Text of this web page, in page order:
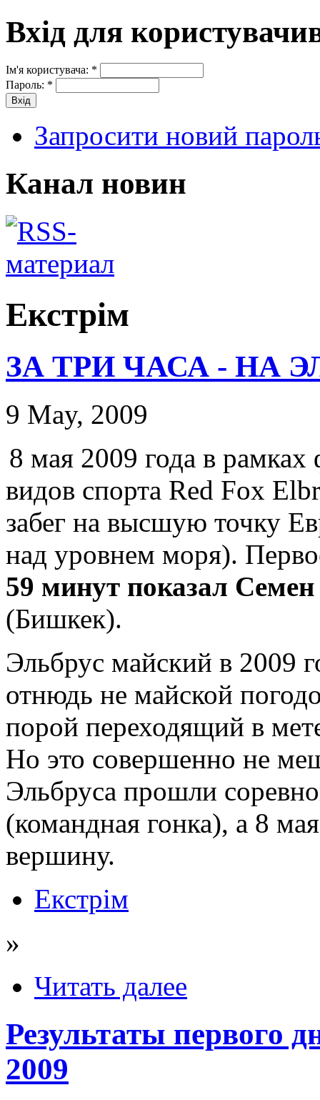
Вхід для
Ім'я користувача: *
Пароль: *
Запросити новий
Канал новин
Екстрім
ЗА ТРИ ЧАСА - НА
9 May, 2009
8 мая 2009 года в рамках
видов спорта Red Fox
забег на высшую точку
над уровнем моря).
59 минут показал
(Бишкек).
Эльбрус майский в 2009
отнюдь не майской
порой переходящий в
Но это совершенно не
Эльбруса прошли
(командная гонка), а 8
вершину.
Екстрім
»
Читать далее
Результаты первого
2009